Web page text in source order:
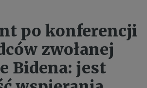
po konferencji
zwołanej
Bidena: jest